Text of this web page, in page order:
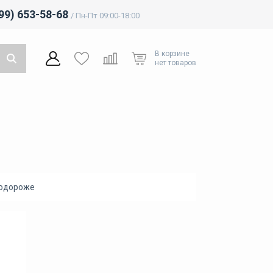
653-58-68 / Пн-Пт 09:00-18:00
В корзине
нет товаров